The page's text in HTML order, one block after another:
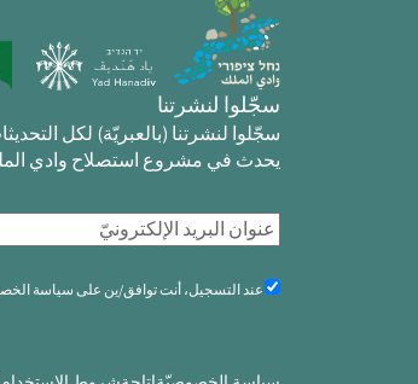
سجّلوا لنشرتنا
سجّلوا لنشرتنا (بالعبريّة) لكل
يحدث في مشروع استصلاح وادي
ر
يعندعند التسجيل، أنت توافق/ين على سياسة